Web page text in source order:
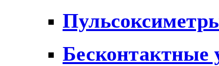
Бесконтактные